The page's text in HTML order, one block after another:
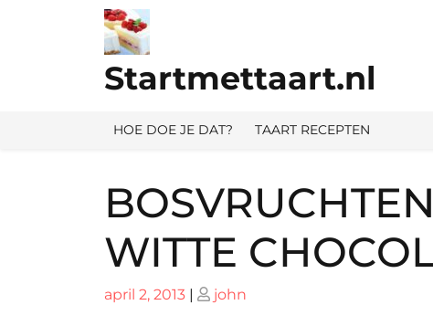
Startmettaart.nl
HOE DOE JE DAT? TAART RECEPTEN
WITTE
Geplaatst
april 2, 2013 | Geplaatst
john